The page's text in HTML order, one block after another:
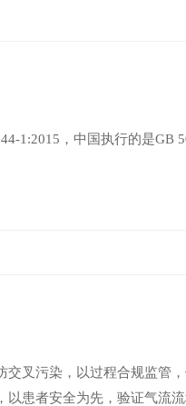
1:2015‌，中国执行的是‌GB
叉污染，以过程合规监管
患者安全为先，验证气流